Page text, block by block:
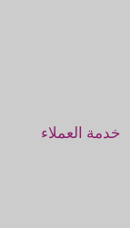
خدمة العملاء